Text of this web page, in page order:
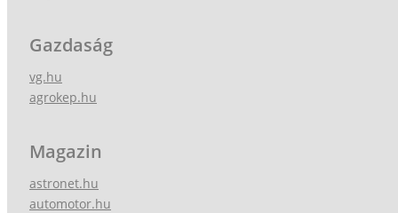
Gazdaság
vg.hu
agrokep.hu
Magazin
astronet.hu
automotor.hu